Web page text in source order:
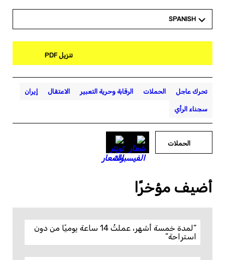
SPANISH
تنزيل PDF
تحرك عاجل الحملات الرقابة وحرية التعبير الاعتقال إيران
سجناء الرأي
الحملات
أضيف مؤخرًا
“لمدة خمسة أشهر، عملتُ 14 ساعة يوميًا من دون
استراحة”